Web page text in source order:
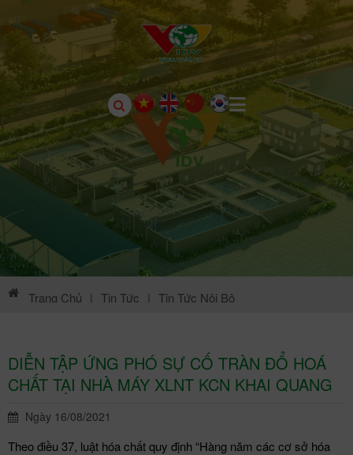
Trang Chủ | Tin Tức | Tin Tức Nội Bộ
DIỄN TẬP ỨNG PHÓ SỰ CỐ TRÀN ĐỔ HOÁ
CHẤT TẠI NHÀ MÁY XLNT KCN KHAI QUANG
Ngày 16/08/2021
Theo điều 37, luật hóa chất quy định “Hàng năm các cơ sở hóa